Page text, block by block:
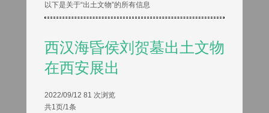
以下是关于“出土文物”的所有信息
西汉海昏侯刘贺墓出土文物
在西安展出
2022/09/12 81 次浏览
共1页/1条